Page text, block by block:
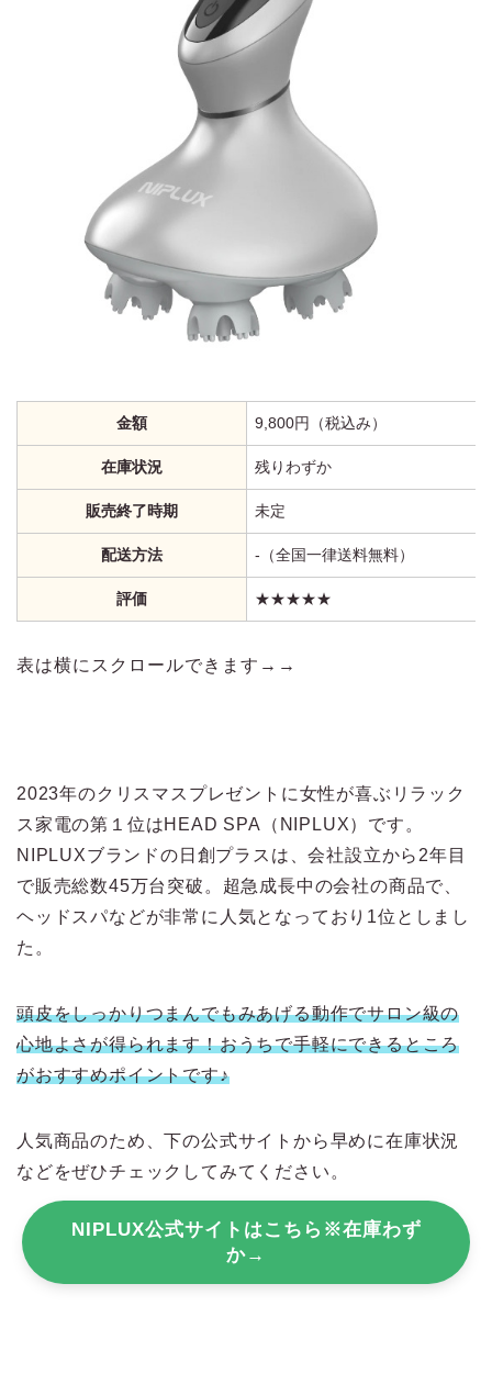
金額 9,800円（税込み）
在庫状況 残りわずか
販売終了時期 未定
配送方法 ‐（全国一律送料無料）
評価 ★★★★★
表は横にスクロールできます→→
2023年のクリスマスプレゼントに女性が喜ぶリラック
ス家電の第１位はHEAD SPA（NIPLUX）です。
NIPLUXブランドの日創プラスは、会社設立から2年目
で販売総数45万台突破。超急成長中の会社の商品で、
ヘッドスパなどが非常に人気となっており1位としまし
た。
頭皮をしっかりつまんでもみあげる動作でサロン級の
心地よさが得られます！おうちで手軽にできるところ
がおすすめポイントです♪
人気商品のため、下の公式サイトから早めに在庫状況
などをぜひチェックしてみてください。
NIPLUX公式サイトはこちら※在庫わず
か→